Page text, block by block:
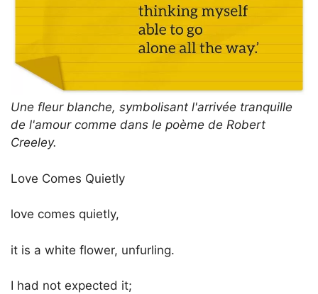
Une fleur blanche, symbolisant l'arrivée tranquille
de l'amour comme dans le poème de Robert
Creeley.
Love Comes Quietly
love comes quietly,
it is a white flower, unfurling.
I had not expected it;